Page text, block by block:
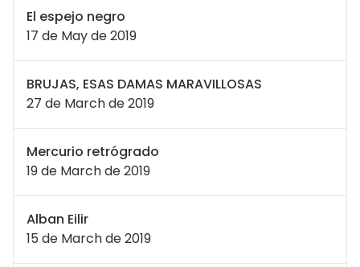
El espejo negro
17 de May de 2019
BRUJAS, ESAS DAMAS MARAVILLOSAS
27 de March de 2019
Mercurio retrógrado
19 de March de 2019
Alban Eilir
15 de March de 2019